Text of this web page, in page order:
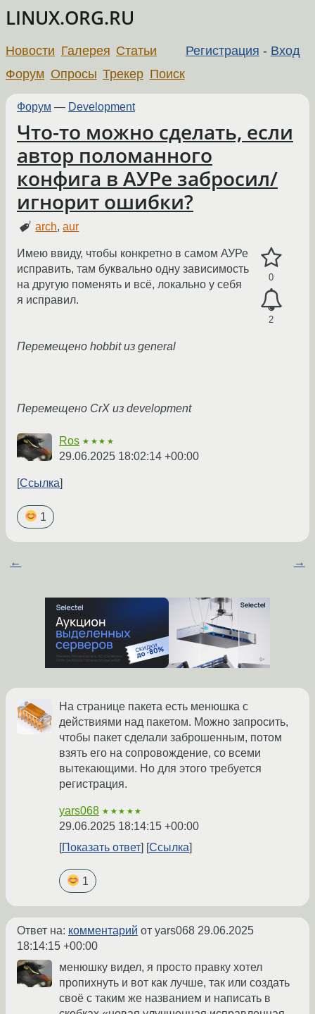
LINUX.ORG.RU
Регистрация - Вход
Новости Галерея Статьи
Форум Опросы Трекер Поиск
Форум — Development
Что-то можно сделать, если
автор поломанного
конфига в АУРе забросил/
игнорит ошибки?
arch,aur
0
2
Имею ввиду, чтобы конкретно в самом АУРе
исправить, там буквально одну зависимость
на другую поменять и всё, локально у себя
я исправил.
Перемещено hobbit из general
Перемещено CrX из development
Ros ★★★★
29.06.2025 18:02:14 +00:00
Ссылка
1
← →
На странице пакета есть менюшка с
действиями над пакетом. Можно запросить,
чтобы пакет сделали заброшенным, потом
взять его на сопровождение, со всеми
вытекающими. Но для этого требуется
регистрация.
yars068 ★★★★★
29.06.2025 18:14:15 +00:00
Показать ответ
Ссылка
1
Ответ на: комментарий от yars068 29.06.2025
18:14:15 +00:00
менюшку видел, я просто правку хотел
пропихнуть и вот как лучше, так или создать
своё с таким же названием и написать в